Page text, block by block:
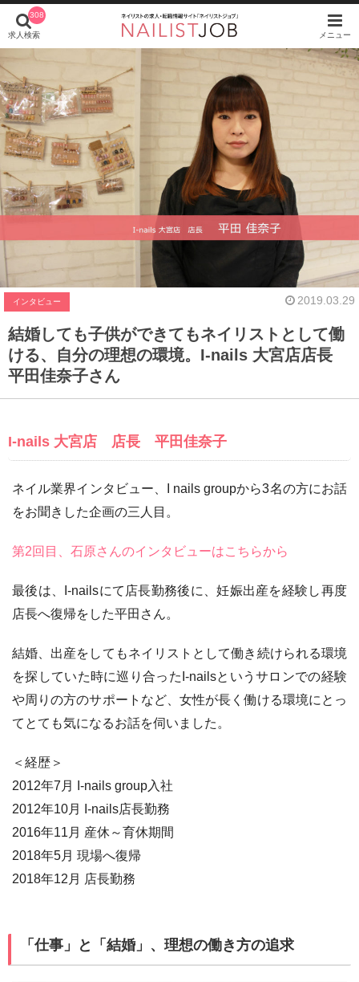
308
求人検索 メニュー
インタビュー 2019.03.29
結婚しても子供ができてもネイリストとして働
ける、自分の理想の環境。I-nails 大宮店店長
平田佳奈子さん
I-nails 大宮店 店長 平田佳奈子
ネイル業界インタビュー、I nails groupから3名の方にお話
をお聞きした企画の三人目。
第2回目、石原さんのインタビューはこちらから
最後は、I-nailsにて店長勤務後に、妊娠出産を経験し再度
店長へ復帰をした平田さん。
結婚、出産をしてもネイリストとして働き続けられる環境
を探していた時に巡り合ったI-nailsというサロンでの経験
や周りの方のサポートなど、女性が長く働ける環境にとっ
てとても気になるお話を伺いました。
＜経歴＞
2012年7月 I-nails group入社
2012年10月 I-nails店長勤務
2016年11月 産休～育休期間
2018年5月 現場へ復帰
2018年12月 店長勤務
「仕事」と「結婚」、理想の働き方の追求